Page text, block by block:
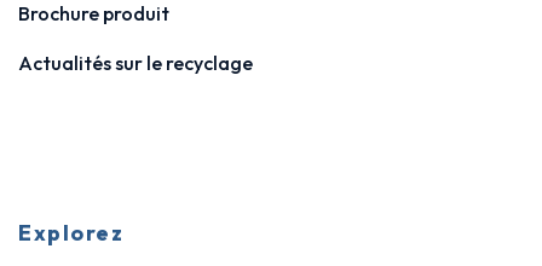
Brochure produit
Actualités sur le recyclage
Explorez